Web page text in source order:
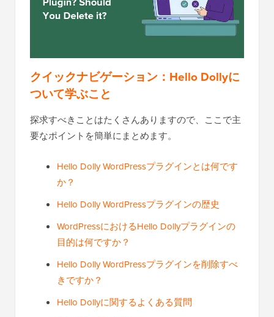
クイックナビゲーション：Hello Dollyに
ついて学ぶこと
探求すべきことはたくさんありますので、ここで主
要なポイントを簡単にまとめます。
Hello Dolly WordPressプラグインとは何です
か？
Hello Dolly WordPressプラグインの歴史
WordPressにおけるHello Dollyプラグインの
目的は何ですか？
Hello Dolly WordPressプラグインを削除すべ
きですか？
Hello Dollyに関するよくある質問